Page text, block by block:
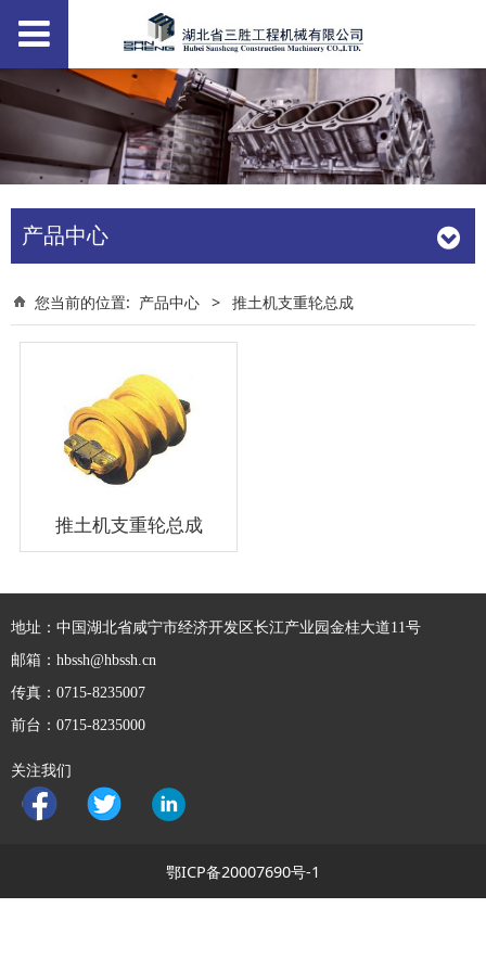
产品中心
您当前的位置: 产品中心 > 推土机支重轮总成
推土机支重轮总成
地址：中国湖北省咸宁市经济开发区长江产业园金桂大道11号
邮箱：hbssh@hbssh.cn
传真：0715-8235007
前台：0715-8235000
关注我们
鄂ICP备20007690号-1